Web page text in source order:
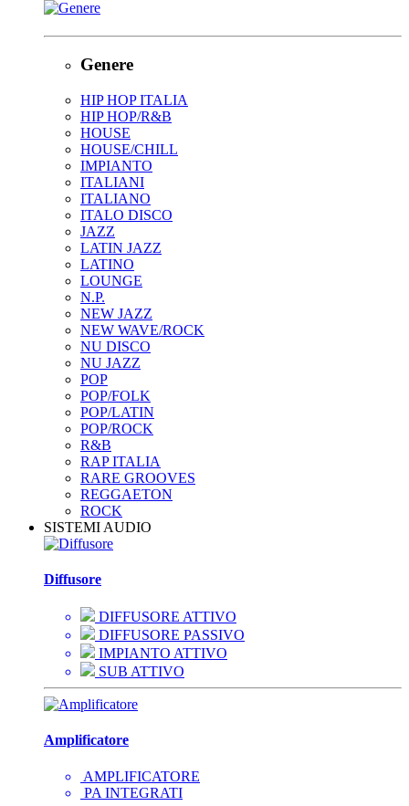
Genere
HIP HOP ITALIA
HIP HOP/R&B
HOUSE
HOUSE/CHILL
IMPIANTO
ITALIANI
ITALIANO
ITALO DISCO
JAZZ
LATIN JAZZ
LATINO
LOUNGE
N.P.
NEW JAZZ
NEW WAVE/ROCK
NU DISCO
NU JAZZ
POP
POP/FOLK
POP/LATIN
POP/ROCK
R&B
RAP ITALIA
RARE GROOVES
REGGAETON
ROCK
SISTEMI AUDIO
Diffusore
DIFFUSORE ATTIVO
DIFFUSORE PASSIVO
IMPIANTO ATTIVO
SUB ATTIVO
Amplificatore
AMPLIFICATORE
PA INTEGRATI